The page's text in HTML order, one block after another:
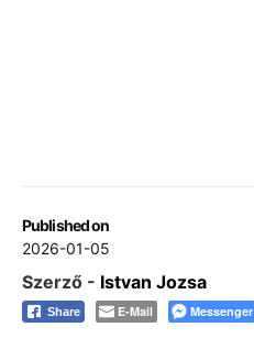
Published on
2026-01-05
Szerző - Istvan Jozsa
Share E-Mail Messenger